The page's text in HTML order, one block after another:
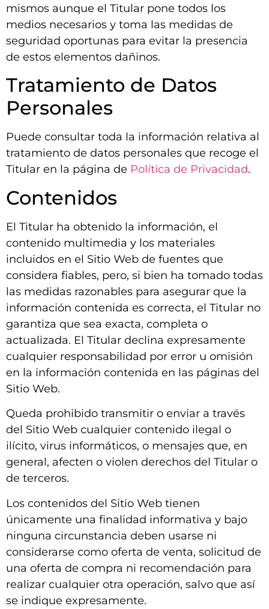
mismos aunque el Titular pone todos los
medios necesarios y toma las medidas de
seguridad oportunas para evitar la presencia
de estos elementos dañinos.
Tratamiento de Datos
Personales
Puede consultar toda la información relativa al
tratamiento de datos personales que recoge el
Titular en la página de Política de Privacidad.
Contenidos
El Titular ha obtenido la información, el
contenido multimedia y los materiales
incluidos en el Sitio Web de fuentes que
considera fiables, pero, si bien ha tomado todas
las medidas razonables para asegurar que la
información contenida es correcta, el Titular no
garantiza que sea exacta, completa o
actualizada. El Titular declina expresamente
cualquier responsabilidad por error u omisión
en la información contenida en las páginas del
Sitio Web.
Queda prohibido transmitir o enviar a través
del Sitio Web cualquier contenido ilegal o
ilícito, virus informáticos, o mensajes que, en
general, afecten o violen derechos del Titular o
de terceros.
Los contenidos del Sitio Web tienen
únicamente una finalidad informativa y bajo
ninguna circunstancia deben usarse ni
considerarse como oferta de venta, solicitud de
una oferta de compra ni recomendación para
realizar cualquier otra operación, salvo que así
se indique expresamente.